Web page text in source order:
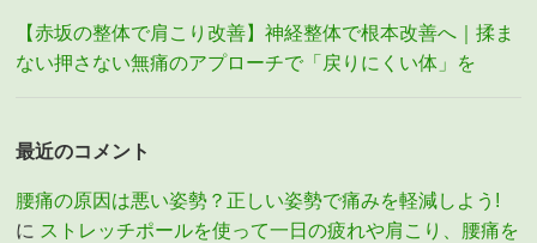
【赤坂の整体で肩こり改善】神経整体で根本改善へ｜揉ま
ない押さない無痛のアプローチで「戻りにくい体」を
最近のコメント
腰痛の原因は悪い姿勢？正しい姿勢で痛みを軽減しよう!
に ストレッチポールを使って一日の疲れや肩こり、腰痛を